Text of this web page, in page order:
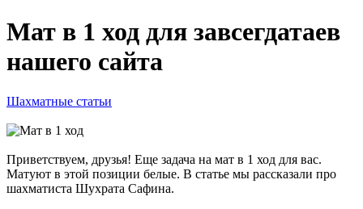
Мат в 1 ход для завсегдатаев
нашего сайта
Шахматные статьи
Приветствуем, друзья! Еще задача на мат в 1 ход для вас.
Матуют в этой позиции белые. В статье мы рассказали про
шахматиста Шухрата Сафина.